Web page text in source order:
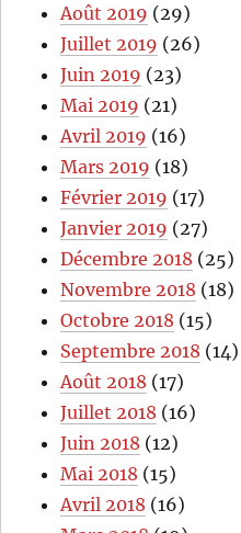
Août 2019 (29)
Juillet 2019 (26)
Juin 2019 (23)
Mai 2019 (21)
Avril 2019 (16)
Mars 2019 (18)
Février 2019 (17)
Janvier 2019 (27)
Décembre 2018 (25)
Novembre 2018 (18)
Octobre 2018 (15)
Septembre 2018 (14)
Août 2018 (17)
Juillet 2018 (16)
Juin 2018 (12)
Mai 2018 (15)
Avril 2018 (16)